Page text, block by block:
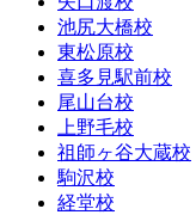
池尻大橋校
東松原校
喜多見駅前校
尾山台校
上野毛校
祖師ヶ谷大蔵校
駒沢校
経堂校